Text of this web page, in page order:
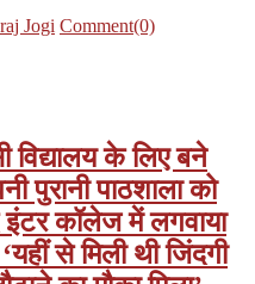
Jogi Comment(0)
के लिए बने
पुरानी पाठशाला को
इंटर कॉलेज में लगवाया
से मिली थी जिंदगी